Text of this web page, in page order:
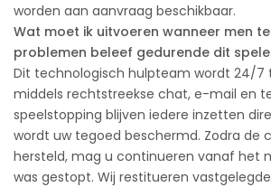
worden aan aanvraag beschikbaar.
Wat moet ik uitvoeren wanneer men
problemen beleef gedurende dit
Dit technologisch hulpteam wordt 24/7
middels rechtstreekse chat, e-mail en
speelstopping blijven iedere inzetten
wordt uw tegoed beschermd. Zodra de
hersteld, mag u continueren vanaf het
was gestopt. Wij restitueren